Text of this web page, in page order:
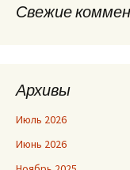
Свежие
Архивы
Июль 2026
Июнь 2026